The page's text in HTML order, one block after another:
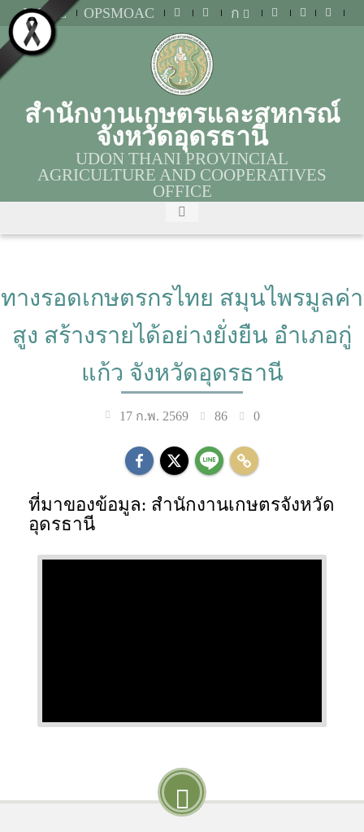
MOAC OPSMOAC ก
สำนักงานเกษตรและสหกรณ์
จังหวัดอุดรธานี
UDON THANI PROVINCIAL
AGRICULTURE AND COOPERATIVES
OFFICE
ทางรอดเกษตรกรไทย สมุนไพรมูลค่า
สูง สร้างรายได้อย่างยั่งยืน อำเภอกู่
แก้ว จังหวัดอุดรธานี
17 ก.พ. 2569 86 0
ที่มาของข้อมูล: สำนักงานเกษตรจังหวัด
อุดรธานี